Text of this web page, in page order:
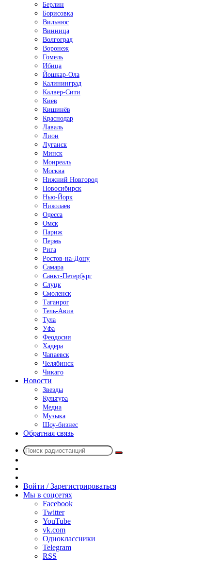
Берлин
Борисовка
Вильнюс
Винница
Волгоград
Воронеж
Гомель
Ибица
Йошкар-Ола
Калининград
Калвер-Сити
Киев
Кишинёв
Краснодар
Лаваль
Лион
Луганск
Минск
Монреаль
Москва
Нижний Новгород
Новосибирск
Нью-Йорк
Николаев
Одесса
Омск
Париж
Пермь
Рига
Ростов-на-Дону
Самара
Санкт-Петербург
Слуцк
Смоленск
Таганрог
Тель-Авив
Тула
Уфа
Феодосия
Хадера
Чапаевск
Челябинск
Чикаго
Новости
Звезды
Культура
Медиа
Музыка
Шоу-бизнес
Обратная связь
Поиск
радио
Войти / Зарегистрироваться
Мы в соцсетях
Facebook
Twitter
YouTube
vk.com
Одноклассники
Telegram
RSS